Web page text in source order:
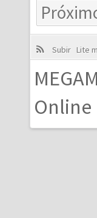
Subir Lite
Online